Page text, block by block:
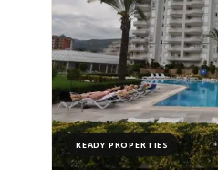
READY PROPERTIES